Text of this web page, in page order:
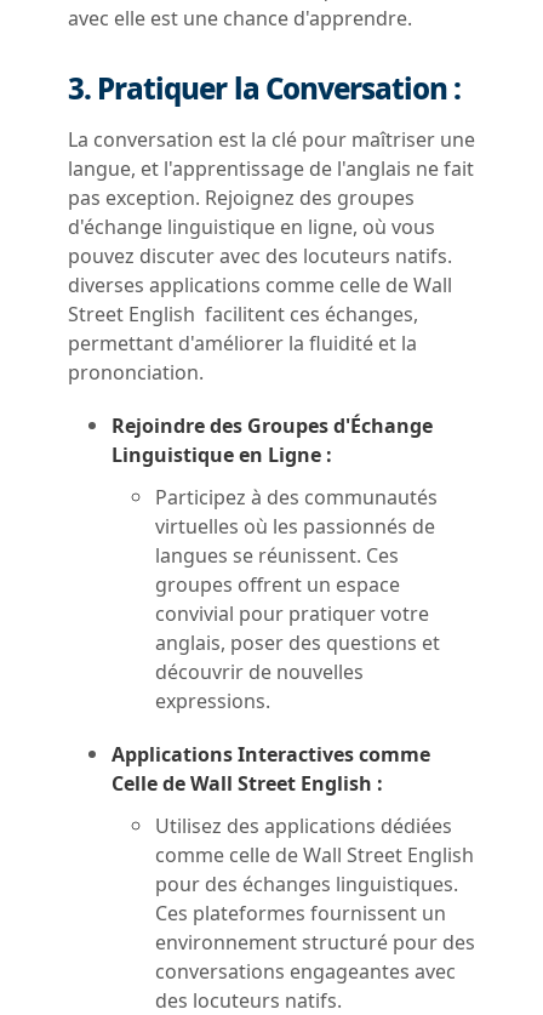
avec elle est une chance d'apprendre.
3. Pratiquer la Conversation :
La conversation est la clé pour maîtriser une
langue, et l'apprentissage de l'anglais ne fait
pas exception. Rejoignez des groupes
d'échange linguistique en ligne, où vous
pouvez discuter avec des locuteurs natifs.
diverses applications comme celle de Wall
Street English facilitent ces échanges,
permettant d'améliorer la fluidité et la
prononciation.
Rejoindre des Groupes d'Échange
Linguistique en Ligne :
Participez à des communautés
virtuelles où les passionnés de
langues se réunissent. Ces
groupes offrent un espace
convivial pour pratiquer votre
anglais, poser des questions et
découvrir de nouvelles
expressions.
Applications Interactives comme
Celle de Wall Street English :
Utilisez des applications dédiées
comme celle de Wall Street English
pour des échanges linguistiques.
Ces plateformes fournissent un
environnement structuré pour des
conversations engageantes avec
des locuteurs natifs.